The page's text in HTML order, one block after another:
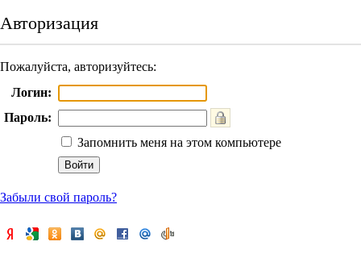
Авторизация
Пожалуйста, авторизуйтесь:
Логин:
Пароль:
Запомнить меня на этом компьютере
Забыли свой пароль?